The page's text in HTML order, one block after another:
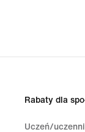
Rabaty dla
Uczeń/